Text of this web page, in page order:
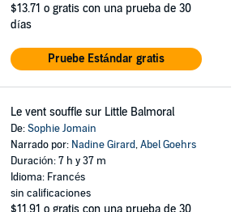
$13.71 o gratis con una prueba de 30
días
Pruebe Estándar gratis
Le vent souffle sur Little Balmoral
De:Sophie Jomain
Narrado por: Nadine Girard,Abel Goehrs
Duración: 7 h y 37 m
Idioma: Francés
sin calificaciones
$11.91 o gratis con una prueba de 30